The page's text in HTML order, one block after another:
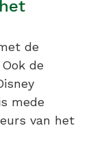
de
de
mede
van het